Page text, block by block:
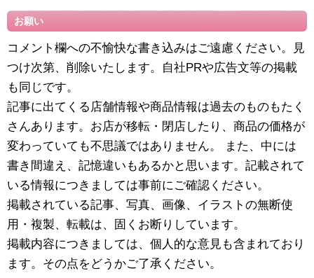
お願い
コメント欄への不愉快な書き込みはご遠慮ください。見
つけ次第、削除いたします。自社PRや広告文等の掲載
も同じです。
記事に出てくる店舗情報や商品情報は過去のものもたく
さんあります。お店が移転・閉店したり、商品の価格が
変わっていても不思議ではありません。 また、中には
書き間違え、記憶違いもあるかと思います。記載されて
いる情報につきましては事前にご確認ください。
掲載されている記事、写真、画像、イラストの無断使
用・複製、転載は、固くお断りしています。
掲載内容につきましては、個人的な意見も含まれており
ます。その点をどうかご了承ください。